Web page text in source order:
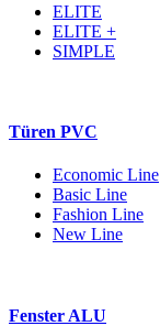
ELITE
ELITE +
SIMPLE
Türen PVC
Economic Line
Basic Line
Fashion Line
New Line
Fenster ALU